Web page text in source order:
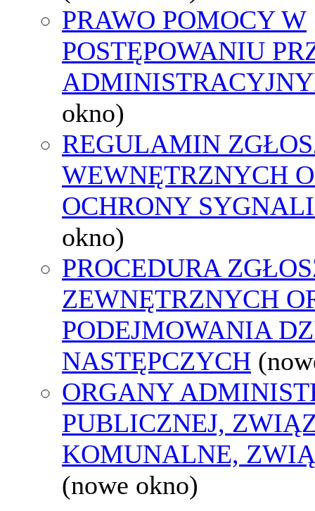
PRAWO POMOCY W
POSTĘPOWANIU
okno)
REGULAMIN
WEWNĘTRZNYCH
OCHRONY
okno)
PROCEDURA
ZEWNĘTRZNYCH
PODEJMOWANIA
NASTĘPCZYCH
ORGANY
PUBLICZNEJ,
KOMUNALNE,
(nowe okno)